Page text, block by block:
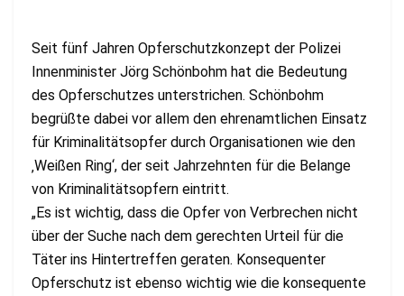
Seit fünf Jahren Opferschutzkonzept der Polizei
Innenminister Jörg Schönbohm hat die Bedeutung
des Opferschutzes unterstrichen. Schönbohm
begrüßte dabei vor allem den ehrenamtlichen Einsatz
für Kriminalitätsopfer durch Organisationen wie den
‚Weißen Ring‘, der seit Jahrzehnten für die Belange
von Kriminalitätsopfern eintritt.
„Es ist wichtig, dass die Opfer von Verbrechen nicht
über der Suche nach dem gerechten Urteil für die
Täter ins Hintertreffen geraten. Konsequenter
Opferschutz ist ebenso wichtig wie die konsequente